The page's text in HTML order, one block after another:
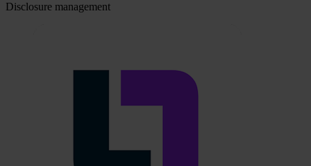
Disclosure management